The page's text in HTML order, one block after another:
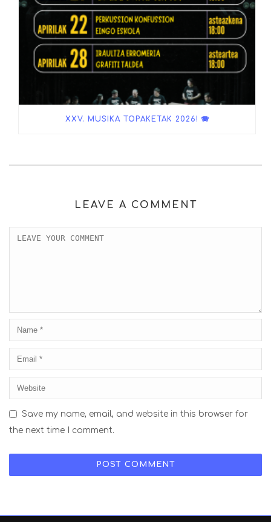
XXV. MUSIKA TOPAKETAK 2026! 🪗
LEAVE A COMMENT
Save my name, email, and website in this browser for
the next time I comment.